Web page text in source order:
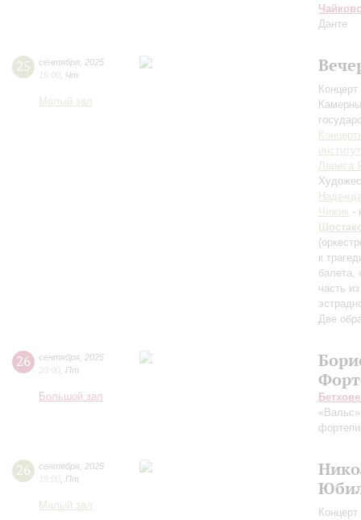
Данте
25 сентября 2025
19:00 Чт
Малый зал
Лариса
Чижик -
к
балета,
часть
Две
26 сентября 2025
20:00 Пт
Большой зал
26 сентября 2025
19:00 Пт
Малый зал